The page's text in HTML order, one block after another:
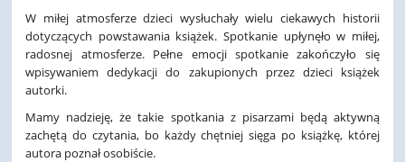
W miłej atmosferze dzieci wysłuchały wielu ciekawych historii
dotyczących powstawania książek. Spotkanie upłynęło w miłej,
radosnej atmosferze. Pełne emocji spotkanie zakończyło się
wpisywaniem dedykacji do zakupionych przez dzieci książek
autorki.
Mamy nadzieję, że takie spotkania z pisarzami będą aktywną
zachętą do czytania, bo każdy chętniej sięga po książkę, której
autora poznał osobiście.